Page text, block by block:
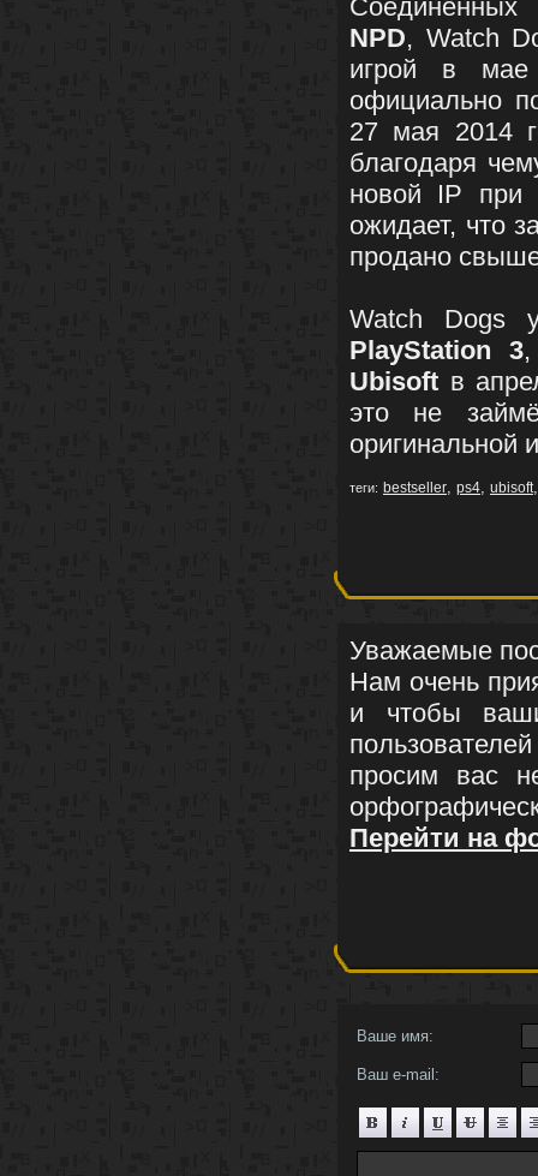
Соединённых
NPD, Watch
игрой в
официально
27 мая 2014
благодаря
новой IP при
ожидает, что
продано
Watch
PlayStation 3
Ubisoft в
это не
оригинальной
теги: bestseller, ps4, ubisoft
Уважаемые
Нам очень
и чтобы
просим вас
Перейти на
Ваше имя:
Ваш e-mail: